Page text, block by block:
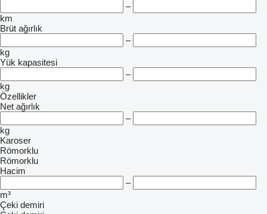
–
km
Brüt ağırlık
–
kg
Yük kapasitesi
–
kg
Özellikler
Net ağırlık
–
kg
Karoser
Römorklu
Römorklu
Hacim
–
m³
Çeki demiri